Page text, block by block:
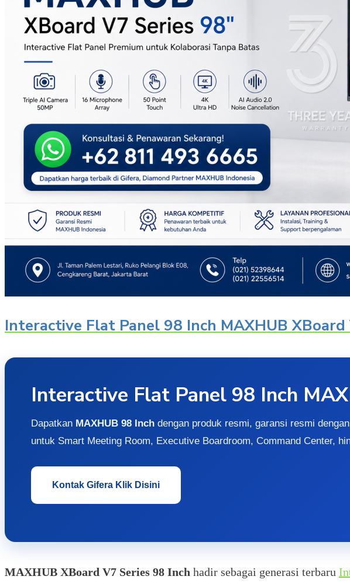
Interactive Flat Panel 98 Inch MAXHUB XBoard
Interactive Flat Panel 98 Inch
Dapatkan MAXHUB 98 Inch dengan produk resmi, garansi resmi
untuk Smart Meeting Room, Executive Boardroom, Command Center,
Kontak Gifera Klik Disini
MAXHUB XBoard V7 Series 98 Inch hadir sebagai generasi terbaru